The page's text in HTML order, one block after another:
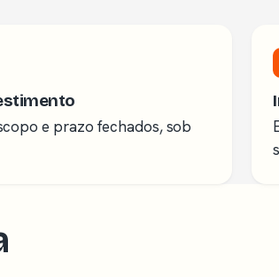
e prazo fechados, sob